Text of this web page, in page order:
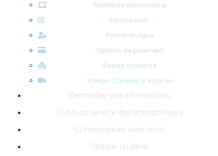
Manifeste électronique
Formulaires
Portail en ligne
Options de paiement
Restez connecté
Vidéos: Conseils & Astuces
Demandez des informations
Outils au service des transporteurs
Communiquez avec nous
Obtenir un devis